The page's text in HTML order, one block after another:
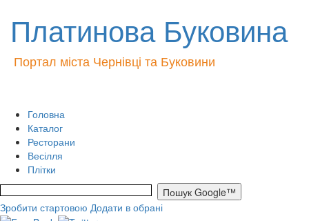
Платинова Буковина
Портал міста Чернівці та Буковини
Головна
Каталог
Ресторани
Весілля
Плітки
Зробити стартовою Додати в обрані